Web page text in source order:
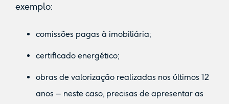
exemplo:
comissões pagas à imobiliária;
certificado energético;
obras de valorização realizadas nos últimos 12
anos – neste caso, precisas de apresentar as